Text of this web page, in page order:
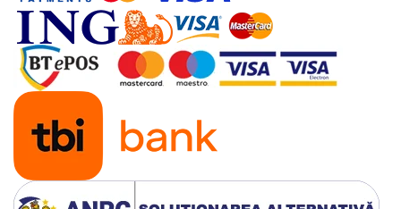
Laptop-uri 2 in 1
Accesorii laptop
Mini PC AI
Piese si accesorii
Accesorii Printing
Ribbon
Desktop PC
PC Office